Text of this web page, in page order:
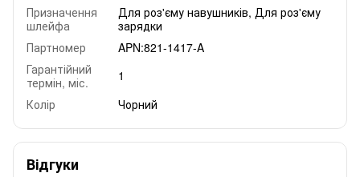
Призначення
шлейфа
Для роз'єму навушників, Для роз'єму
зарядки
Партномер
APN:821-1417-A
Гарантійний
термін, міс.
1
Колір
Чорний
Відгуки